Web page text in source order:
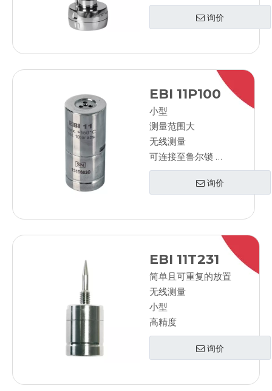
器
询价
EBI 11P100
小型
测量范围大
无线测量
可连接至鲁尔锁
高精度
询价
EBI 11T231
简单且可重复的放置
无线测量
小型
高精度
询价